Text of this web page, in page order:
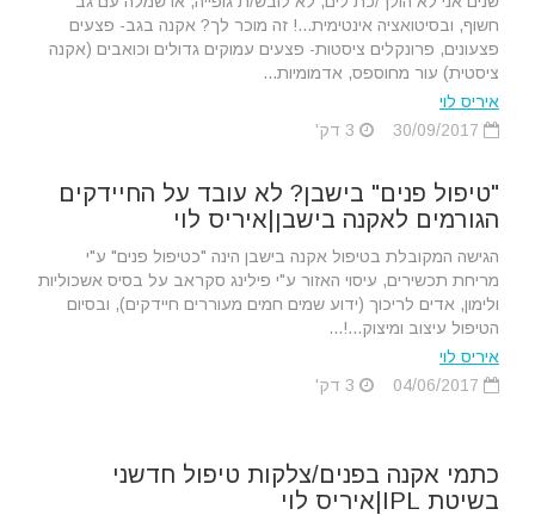
חשוף, ובסיטואציה אינטימית...! זה מוכר לך? אקנה בגב- פצעים
פצעונים, פרונקלים ציסטות- פצעים עמוקים גדולים וכואבים (אקנה
ציסטית) עור מחוספס, אדמומיות...
איריס לוי
"טיפול פנים" בישבן? לא עובד על החיידקים
הגורמים לאקנה בישבן|איריס לוי
הגישה המקובלת בטיפול אקנה בישבן הינה "כטיפול פנים" ע"י
מריחת תכשירים, עיסוי האזור ע"י פילינג סקראב על בסיס אשכוליות
ולימון, אדים לריכוך (ידוע שמים חמים מעוררים חיידקים), ובסיום
הטיפול עיצוב ומיצוק...!...
איריס לוי
כתמי אקנה בפנים/צלקות טיפול חדשני
בשיטת IPL|איריס לוי